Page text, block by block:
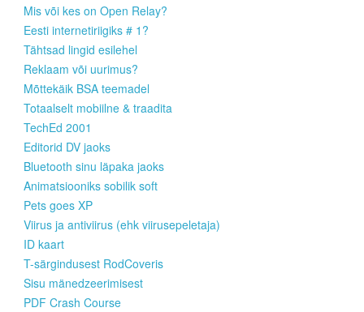
Mis või kes on Open Relay?
Eesti internetiriigiks # 1?
Tähtsad lingid esilehel
Reklaam või uurimus?
Mõttekäik BSA teemadel
Totaalselt mobiilne & traadita
TechEd 2001
Editorid DV jaoks
Bluetooth sinu läpaka jaoks
Animatsiooniks sobilik soft
Pets goes XP
Viirus ja antiviirus (ehk viirusepeletaja)
ID kaart
T-särgindusest RodCoveris
Sisu mänedzeerimisest
PDF Crash Course